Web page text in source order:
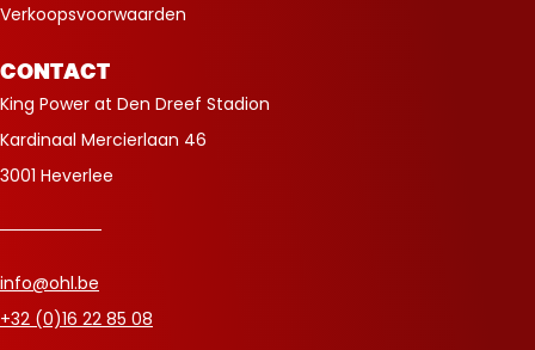
Verkoopsvoorwaarden
CONTACT
King Power at Den Dreef Stadion
Kardinaal Mercierlaan 46
3001 Heverlee
info@ohl.be
+32 (0)16 22 85 08